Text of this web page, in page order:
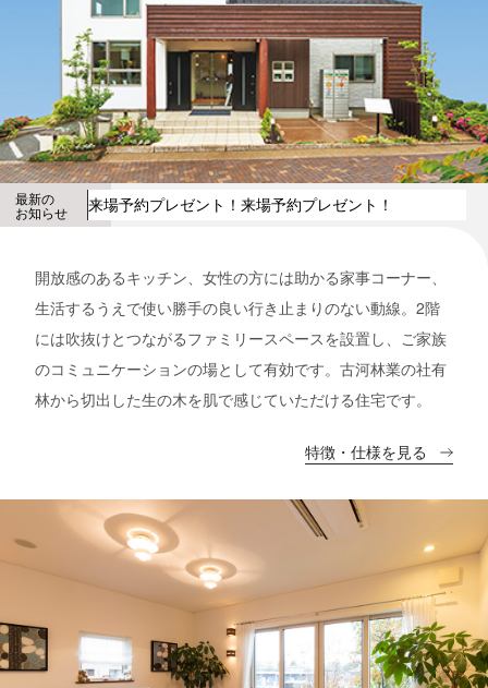
最新の
お知らせ 来場予約プレゼント！ 来場予約プレゼント！
開放感のあるキッチン、女性の方には助かる家事コーナー、
生活するうえで使い勝手の良い行き止まりのない動線。2階
には吹抜けとつながるファミリースペースを設置し、ご家族
のコミュニケーションの場として有効です。古河林業の社有
林から切出した生の木を肌で感じていただける住宅です。
特徴・仕様を見る